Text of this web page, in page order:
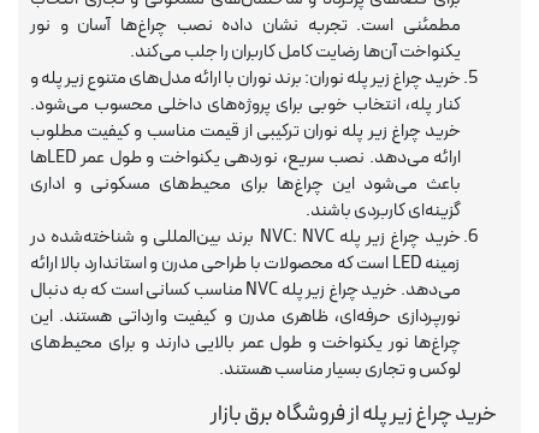
مطمئنی است. تجربه نشان داده نصب چراغ‌ها آسان و نور
یکنواخت آن‌ها رضایت کامل کاربران را جلب می‌کند.
خرید چراغ زیر پله نوران: برند نوران با ارائه مدل‌های متنوع زیر پله و
کنار پله، انتخاب خوبی برای پروژه‌های داخلی محسوب می‌شود.
خرید چراغ زیر پله نوران ترکیبی از قیمت مناسب و کیفیت مطلوب
ارائه می‌دهد. نصب سریع، نوردهی یکنواخت و طول عمر LEDها
باعث می‌شود این چراغ‌ها برای محیط‌های مسکونی و اداری
گزینه‌ای کاربردی باشند.
خرید چراغ زیر پله NVC: NVC برند بین‌المللی و شناخته‌شده در
زمینه LED است که محصولات با طراحی مدرن و استاندارد بالا ارائه
می‌دهد. خرید چراغ زیر پله NVC مناسب کسانی است که به دنبال
نورپردازی حرفه‌ای، ظاهری مدرن و کیفیت وارداتی هستند. این
چراغ‌ها نور یکنواخت و طول عمر بالایی دارند و برای محیط‌های
لوکس و تجاری بسیار مناسب هستند.
خرید چراغ زیر پله از فروشگاه برق بازار